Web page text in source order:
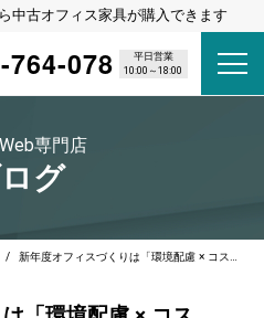
中古オフィス家具が購入できます
764-078
平日営業
10:00～18:00
専門店
グ
新年度オフィスづくりは「環境配慮 × コスト最適化」が鍵